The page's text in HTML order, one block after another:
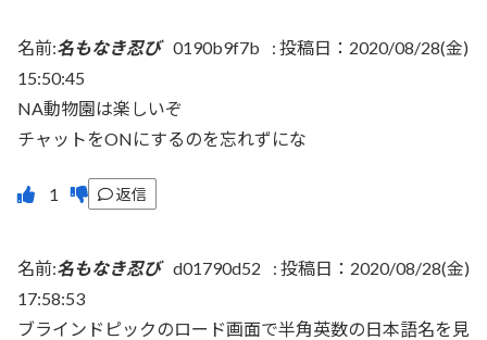
名前:名もなき忍び 0190b9f7b : 投稿日：2020/08/28(金)
15:50:45
NA動物園は楽しいぞ
チャットをONにするのを忘れずにな
返信
名前:名もなき忍び d01790d52 : 投稿日：2020/08/28(金)
17:58:53
ブラインドピックのロード画面で半角英数の日本語名を見